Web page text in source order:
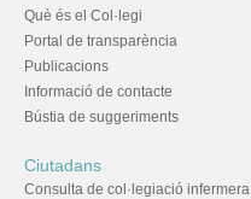
Què és el Col·legi
Portal de transparència
Publicacions
Informació de contacte
Bústia de suggeriments
Ciutadans
Consulta de col·legiació infermera